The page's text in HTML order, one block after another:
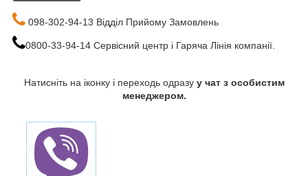
098-302-94-13 Відділ Прийому Замовлень
0800-33-94-14 Сервісний центр і Гаряча Лінія компанії.
Натисніть на іконку і переходь одразу у чат з особистим
менеджером.